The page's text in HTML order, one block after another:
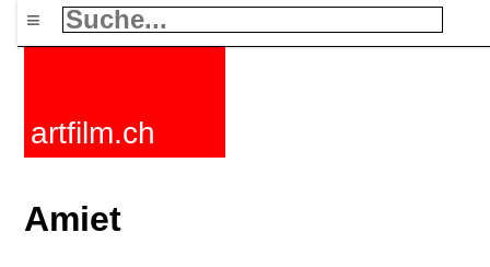
≡
artfilm.ch
Amiet